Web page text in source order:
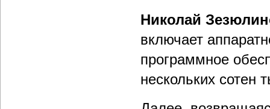
Николай
включает
программное
нескольких сотен